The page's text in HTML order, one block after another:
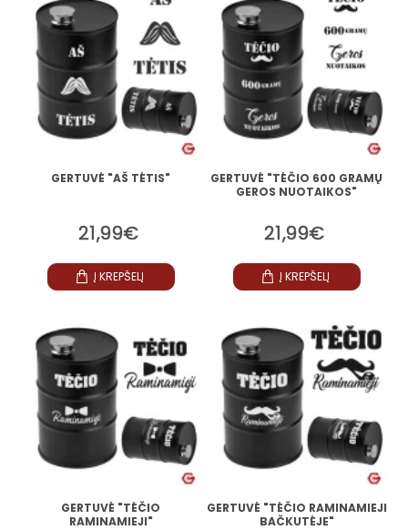
GERTUVĖ "AŠ TĖTIS"
21,99€
Į KREPŠELĮ
GERTUVĖ "TĖČIO 600 GRAMŲ
GEROS NUOTAIKOS"
21,99€
Į KREPŠELĮ
GERTUVĖ "TĖČIO
RAMINAMIEJI"
GERTUVĖ "TĖČIO RAMINAMIEJI
BAČKUTĖJE"